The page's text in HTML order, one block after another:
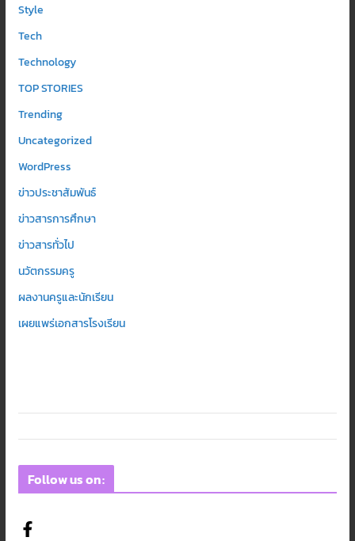
Style
Tech
Technology
TOP STORIES
Trending
Uncategorized
WordPress
ข่าวประชาสัมพันธ์
ข่าวสารการศึกษา
ข่าวสารทั่วไป
นวัตกรรมครู
ผลงานครูและนักเรียน
เผยแพร่เอกสารโรงเรียน
Follow us on: